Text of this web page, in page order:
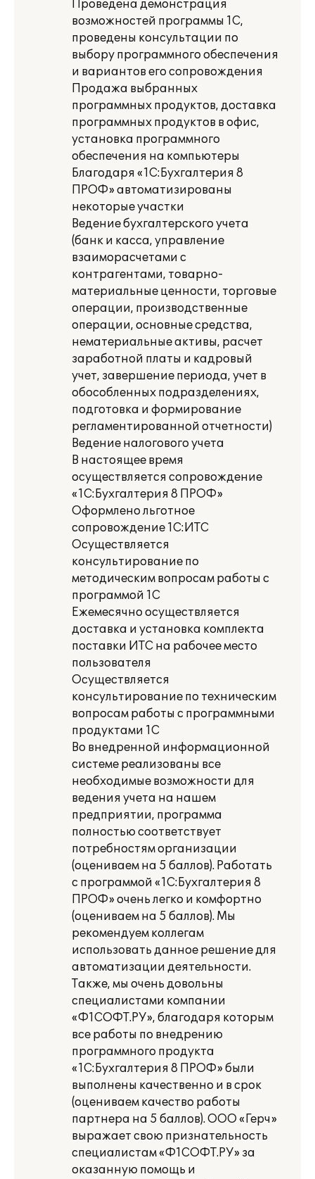
Проведена демонстрация
возможностей программы 1С,
проведены консультации по
выбору программного обеспечения
и вариантов его сопровождения
Продажа выбранных
программных продуктов, доставка
программных продуктов в офис,
установка программного
обеспечения на компьютеры
Благодаря «1С:Бухгалтерия 8
ПРОФ» автоматизированы
некоторые участки
Ведение бухгалтерского учета
(банк и касса, управление
взаиморасчетами с
контрагентами, товарно-
материальные ценности, торговые
операции, производственные
операции, основные средства,
нематериальные активы, расчет
заработной платы и кадровый
учет, завершение периода, учет в
обособленных подразделениях,
подготовка и формирование
регламентированной отчетности)
Ведение налогового учета
В настоящее время
осуществляется сопровождение
«1С:Бухгалтерия 8 ПРОФ»
Оформлено льготное
сопровождение 1С:ИТС
Осуществляется
консультирование по
методическим вопросам работы с
программой 1С
Ежемесячно осуществляется
доставка и установка комплекта
поставки ИТС на рабочее место
пользователя
Осуществляется
консультирование по техническим
вопросам работы с программными
продуктами 1С
Во внедренной информационной
системе реализованы все
необходимые возможности для
ведения учета на нашем
предприятии, программа
полностью соответствует
потребностям организации
(оцениваем на 5 баллов). Работать
с программой «1С:Бухгалтерия 8
ПРОФ» очень легко и комфортно
(оцениваем на 5 баллов). Мы
рекомендуем коллегам
использовать данное решение для
автоматизации деятельности.
Также, мы очень довольны
специалистами компании
«Ф1СОФТ.РУ», благодаря которым
все работы по внедрению
программного продукта
«1С:Бухгалтерия 8 ПРОФ» были
выполнены качественно и в срок
(оцениваем качество работы
партнера на 5 баллов). ООО «Герч»
выражает свою признательность
специалистам «Ф1СОФТ.РУ» за
оказанную помощь и